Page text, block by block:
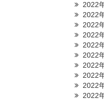
2022
2022
2022
2022
2022
2022
2022
2022
2022
2022